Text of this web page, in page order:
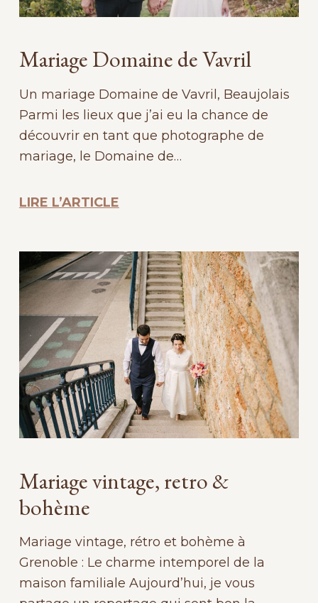
Mariage Domaine de Vavril
Un mariage Domaine de Vavril, Beaujolais
Parmi les lieux que j’ai eu la chance de
découvrir en tant que photographe de
mariage, le Domaine de…
LIRE L’ARTICLE
Mariage vintage, retro &
bohème
Mariage vintage, rétro et bohème à
Grenoble : Le charme intemporel de la
maison familiale Aujourd’hui, je vous